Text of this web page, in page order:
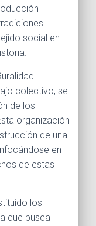
social en
colectivo, se
de los
organización
de una
en
de estas
los
que busca